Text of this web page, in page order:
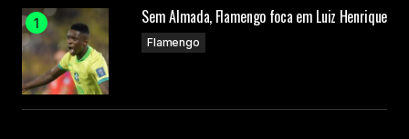
Sem Almada, Flamengo foca em Luiz Henrique
Flamengo